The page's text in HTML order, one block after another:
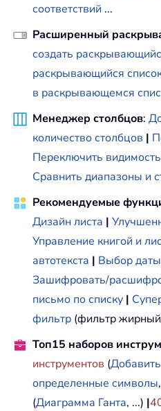
соответствий ...
Расширенный
создать
раскрывающийся
в раскрывающемся
Менеджер столбцов:
количество столбцов |
Переключить
Сравнить диапазоны и
Рекомендуемые
Дизайн листа |
Управление книгой и
автотекста | Выбор даты
Зашифровать/
письмо по списку |
фильтр (фильтр
Топ15 наборов
инструментов (
определенные символы
(Диаграмма Ганта, ...) |